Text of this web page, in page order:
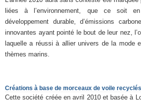
liées à l’environnement, que ce soit
développement durable, d’émissions
innovantes ayant pointé le bout de leur nez,
laquelle a réussi à allier univers de la mode
thèmes marins.
Créations à base de morceaux de voile recyclés
Cette société créée en avril 2010 et basée à